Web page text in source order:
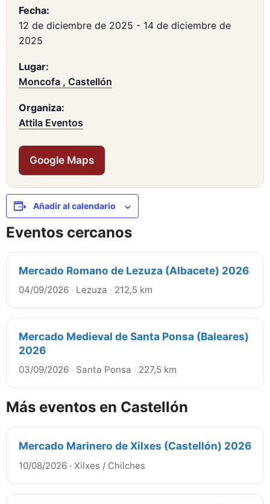
Fecha:
12 de diciembre de 2025 - 14 de diciembre de
2025
Lugar:
Moncofa , Castellón
Organiza:
Attila Eventos
Google Maps
Añadir al calendario
Eventos cercanos
Mercado Romano de Lezuza (Albacete) 2026
04/09/2026 · Lezuza · 212,5 km
Mercado Medieval de Santa Ponsa (Baleares)
2026
03/09/2026 · Santa Ponsa · 227,5 km
Más eventos en Castellón
Mercado Marinero de Xilxes (Castellón) 2026
10/08/2026 · Xilxes / Chilches